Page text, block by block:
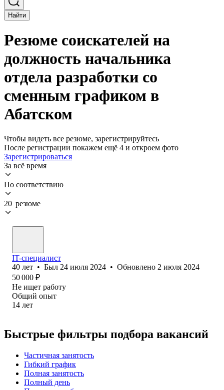
Найти
Резюме соискателей на
должность начальника
отдела разработки со
сменным графиком в
Абатском
Чтобы видеть все резюме, зарегистрируйтесь
После регистрации покажем ещё 4 и откроем фото
Зарегистрироваться
За всё время
По соответствию
20 резюме
IT-специалист
40 лет • Был 24 июля 2024 • Обновлено 2 июля 2024
50 000 ₽
Не ищет работу
Общий опыт
14 лет
Быстрые фильтры подбора вакансий
Частичная занятость
Гибкий график
Полная занятость
Полный день